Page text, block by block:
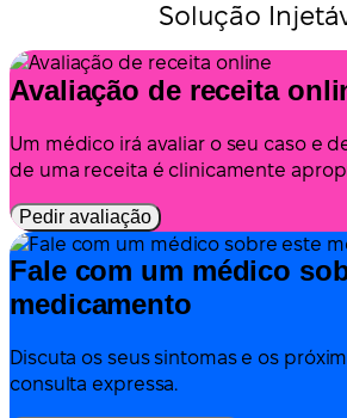
Solução
Avaliação de receita
Um médico irá avaliar o seu caso e
de uma receita é clinicamente
Pedir avaliação
Fale com um médico
medicamento
Discuta os seus sintomas e os
consulta expressa.